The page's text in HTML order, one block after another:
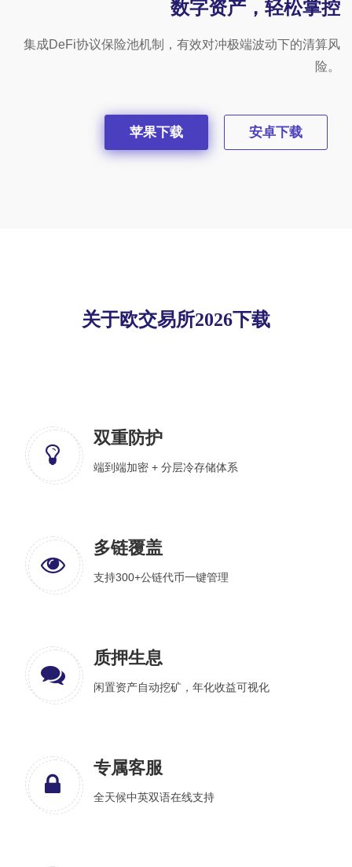
数字资产，轻松掌控
集成DeFi协议保险池机制，有效对冲极端波动下的清算风
险。
苹果下载 安卓下载
关于欧交易所2026下载
双重防护
端到端加密 + 分层冷存储体系
多链覆盖
支持300+公链代币一键管理
质押生息
闲置资产自动挖矿，年化收益可视化
专属客服
全天候中英双语在线支持